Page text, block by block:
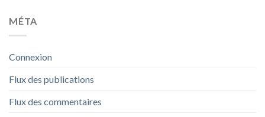
MÉTA
Connexion
Flux des publications
Flux des commentaires